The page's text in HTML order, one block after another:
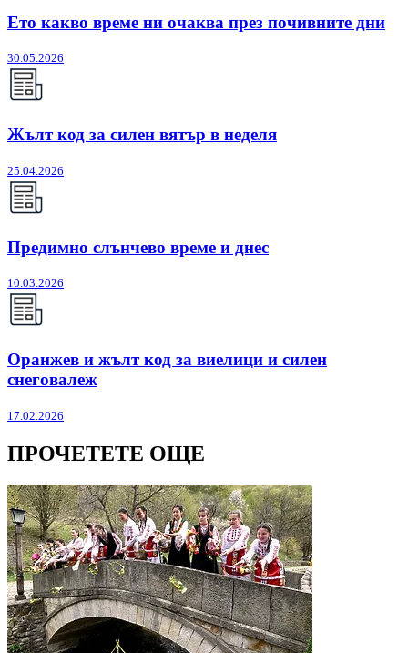
Ето какво време ни очаква през почивните дни
30.05.2026
Жълт код за силен вятър в неделя
25.04.2026
Предимно слънчево време и днес
10.03.2026
Оранжев и жълт код за виелици и силен
снеговалеж
17.02.2026
ПРОЧЕТЕТЕ ОЩЕ